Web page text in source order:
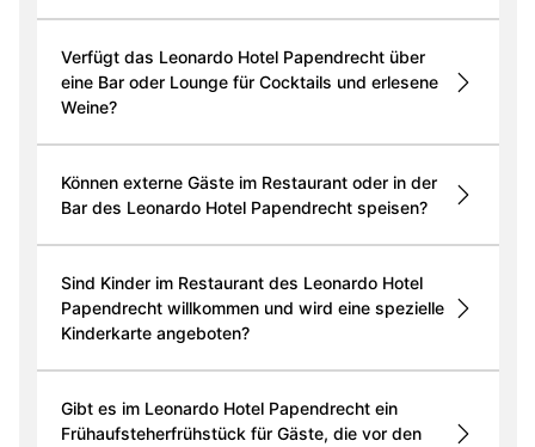
Verfügt das Leonardo Hotel Papendrecht über
eine Bar oder Lounge für Cocktails und erlesene
Weine?
Können externe Gäste im Restaurant oder in der
Bar des Leonardo Hotel Papendrecht speisen?
Sind Kinder im Restaurant des Leonardo Hotel
Papendrecht willkommen und wird eine spezielle
Kinderkarte angeboten?
Gibt es im Leonardo Hotel Papendrecht ein
Frühaufsteherfrühstück für Gäste, die vor den